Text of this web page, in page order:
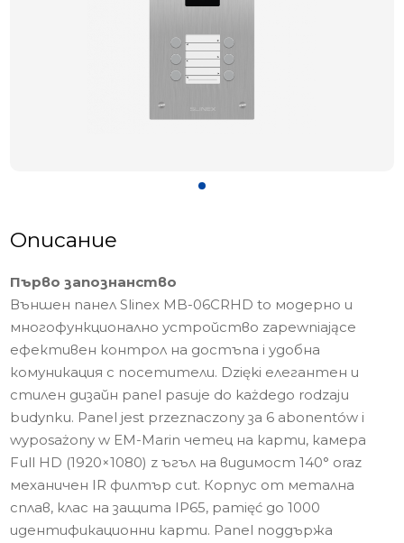
Описание
Първо запознанство
Външен панел Slinex MB-06CRHD to модерно и
многофункционално устройство zapewniające
ефективен контрол на достъпа i удобна
комуникация с посетители. Dzięki елегантен и
стилен дизайн panel pasuje do każdego rodzaju
budynku. Panel jest przeznaczony за 6 abonentów i
wyposażony w EM-Marin четец на карти, камера
Full HD (1920×1080) z ъгъл на видимост 140° oraz
механичен IR филтър cut. Корпус от метална
сплав, клас на защита IP65, pamięć до 1000
идентификационни карти. Panel поддържа